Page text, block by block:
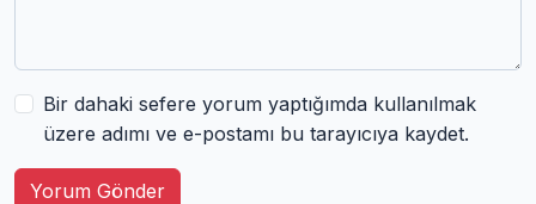
Bir dahaki sefere yorum yaptığımda kullanılmak
üzere adımı ve e-postamı bu tarayıcıya kaydet.
Yorum Gönder